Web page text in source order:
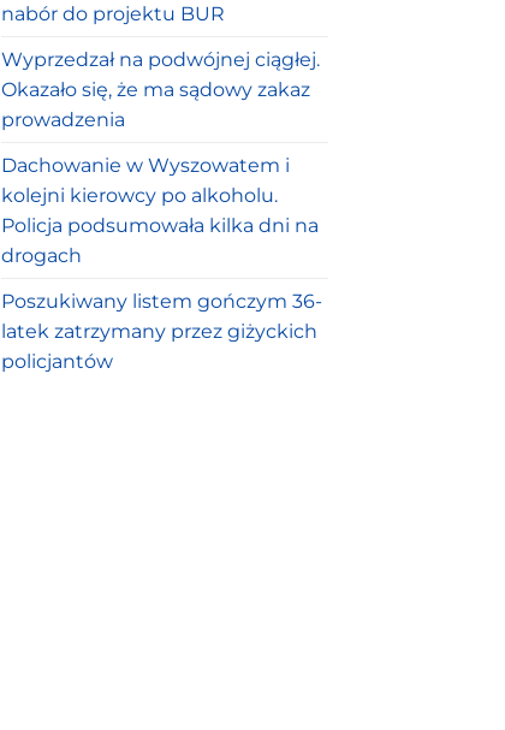
nabór do projektu BUR
Wyprzedzał na podwójnej ciągłej.
Okazało się, że ma sądowy zakaz
prowadzenia
Dachowanie w Wyszowatem i
kolejni kierowcy po alkoholu.
Policja podsumowała kilka dni na
drogach
Poszukiwany listem gończym 36-
latek zatrzymany przez giżyckich
policjantów